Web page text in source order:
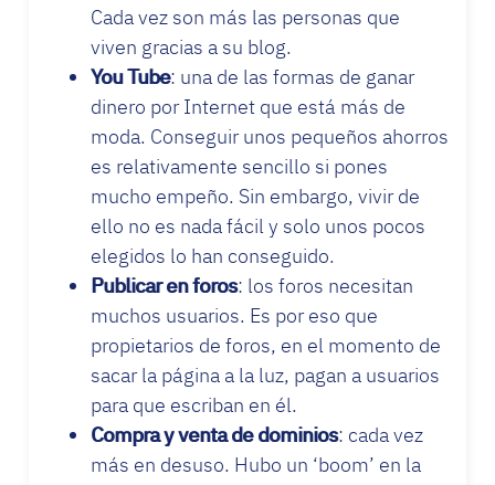
Cada vez son más las personas que
viven gracias a su blog.
You Tube: una de las formas de ganar
dinero por Internet que está más de
moda. Conseguir unos pequeños ahorros
es relativamente sencillo si pones
mucho empeño. Sin embargo, vivir de
ello no es nada fácil y solo unos pocos
elegidos lo han conseguido.
Publicar en foros: los foros necesitan
muchos usuarios. Es por eso que
propietarios de foros, en el momento de
sacar la página a la luz, pagan a usuarios
para que escriban en él.
Compra y venta de dominios: cada vez
más en desuso. Hubo un ‘boom’ en la